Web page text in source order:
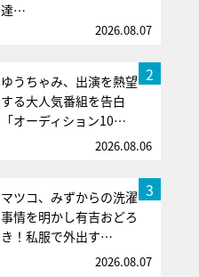
達…
2026.08.07
2
ゆうちゃみ、出演を熱望
する大人気番組を告白
「オーディション10…
2026.08.06
3
マツコ、みずからの洗濯
事情を明かし有吉おどろ
き！私服で外出す…
2026.08.07